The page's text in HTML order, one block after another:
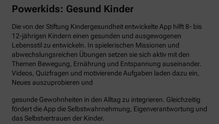
Powerkids: Gesund Kinder
Die von der Stiftung Kindergesundheit entwickelte App hilft 8- bis
12-jährigen Kindern einen gesunden und ausgewogenen
Lebensstil zu entwickeln. In spielerischen Missionen und
abwechslungsreichen Übungen setzen sie sich aktiv mit den
Themen Bewegung, Ernährung und Entspannung auseinander.
Videos, Quizfragen und motivierende Aufgaben laden dazu ein,
Neues auszuprobieren und
gesunde Gewohnheiten in den Alltag zu integrieren. Gleichzeitig
fördert die App die Selbstwahrnehmung, Eigenverantwortung und
das Selbstvertrauen der Kinder.